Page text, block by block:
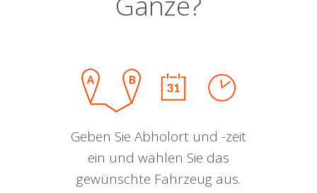
Geben Sie Abholort und -zeit
ein und wählen Sie das
gewünschte Fahrzeug aus.